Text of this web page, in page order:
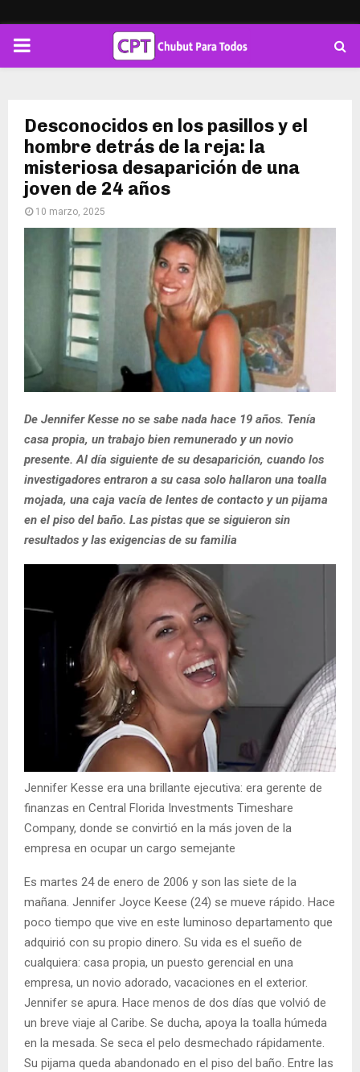
PRIMARY
Desconocidos en los pasillos y el
hombre detrás de la reja: la
misteriosa desaparición de una
joven de 24 años
10 marzo, 2025
De Jennifer Kesse no se sabe nada hace 19 años. Tenía
casa propia, un trabajo bien remunerado y un novio
presente. Al día siguiente de su desaparición, cuando los
investigadores entraron a su casa solo hallaron una toalla
mojada, una caja vacía de lentes de contacto y un pijama
en el piso del baño. Las pistas que se siguieron sin
resultados y las exigencias de su familia
Jennifer Kesse era una brillante ejecutiva: era gerente de
finanzas en Central Florida Investments Timeshare
Company, donde se convirtió en la más joven de la
empresa en ocupar un cargo semejante
Es martes 24 de enero de 2006 y son las siete de la
mañana. Jennifer Joyce Keese (24) se mueve rápido. Hace
poco tiempo que vive en este luminoso departamento que
adquirió con su propio dinero. Su vida es el sueño de
cualquiera: casa propia, un puesto gerencial en una
empresa, un novio adorado, vacaciones en el exterior.
Jennifer se apura. Hace menos de dos días que volvió de
un breve viaje al Caribe. Se ducha, apoya la toalla húmeda
en la mesada. Se seca el pelo desmechado rápidamente.
Su pijama queda abandonado en el piso del baño. Entre las